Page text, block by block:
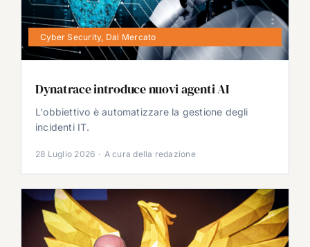
Cyber Security, Dal Mercato
Dynatrace introduce nuovi agenti AI
L'obbiettivo è automatizzare la gestione degli
incidenti IT.
28 Luglio 2026 · A cura della redazione